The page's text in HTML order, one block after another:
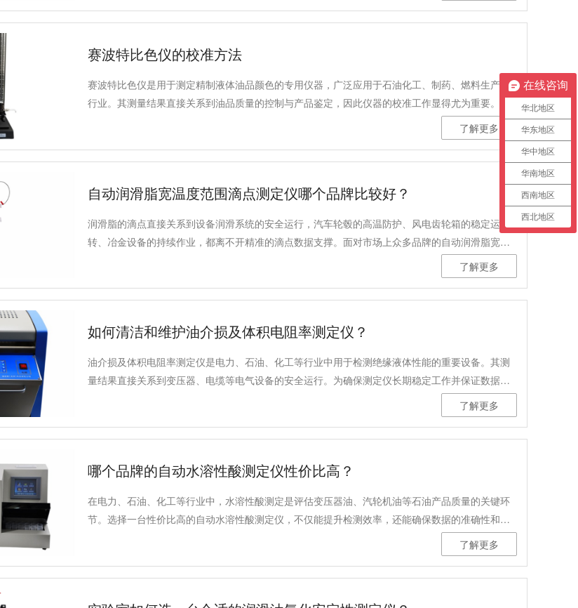
赛波特比色仪的校准方法
赛波特比色仪是用于测定精制液体油品颜色的专用仪器，广泛应用于石油化工、制药、燃料生产等
行业。其测量结果直接关系到油品质量的控制与产品鉴定，因此仪器的校准工作显得尤为重要。正
了解更多
自动润滑脂宽温度范围滴点测定仪哪个品牌比较好？
润滑脂的滴点直接关系到设备润滑系统的安全运行，汽车轮毂的高温防护、风电齿轮箱的稳定运
转、冶金设备的持续作业，都离不开精准的滴点数据支撑。面对市场上众多品牌的自动润滑脂宽温
度范围滴点测定仪，该如何选择？关键要盯住质量精度、测试范围、标准契合度和行业适配性这四
了解更多
如何清洁和维护油介损及体积电阻率测定仪？
油介损及体积电阻率测定仪是电力、石油、化工等行业中用于检测绝缘液体性能的重要设备。其测
量结果直接关系到变压器、电缆等电气设备的安全运行。为确保测定仪长期稳定工作并保证数据准
确性，需要定期的清洁与维护。以下将详细阐述清洁和维护的重要性、方法、操作步骤及频率，并
了解更多
哪个品牌的自动水溶性酸测定仪性价比高？
在电力、石油、化工等行业中，水溶性酸测定是评估变压器油、汽轮机油等石油产品质量的关键环
节。选择一台性价比高的自动水溶性酸测定仪，不仅能提升检测效率，还能确保数据的准确性和可
靠性。那么，如何判断一台测定仪的性价比？通常，性价比取决于仪器的质量精度、测试范围、是
否符合国家标准、适用性以及价格合理性。今天，我们将以得利特A1180自动水溶性酸测定仪为
了解更多
在线咨询
华北地区
华东地区
华中地区
华南地区
西南地区
西北地区